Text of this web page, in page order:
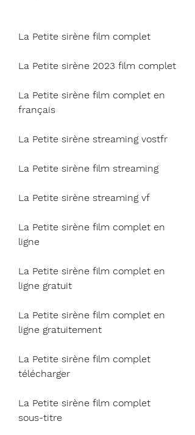
La Petite sirène film complet
La Petite sirène 2023 film complet
La Petite sirène film complet en
français
La Petite sirène streaming vostfr
La Petite sirène film streaming
La Petite sirène streaming vf
La Petite sirène film complet en
ligne
La Petite sirène film complet en
ligne gratuit
La Petite sirène film complet en
ligne gratuitement
La Petite sirène film complet
télécharger
La Petite sirène film complet
sous-titre